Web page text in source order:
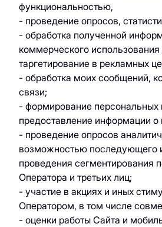
функциональностью,
- проведение опросов,
- обработка полученной
коммерческого
таргетирование в рекламных
- обработка моих сообщений,
связи;
- формирование персональных
предоставление информации о
- проведение опросов
возможностью последующего
проведения сегментирования
Оператора и третьих лиц;
- участие в акциях и иных
Оператором, в том числе
- оценки работы Сайта и